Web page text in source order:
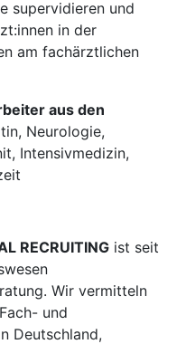
supervidieren und
in der
am fachärztlichen
aus den
Neurologie,
Intensivmedizin,
RECRUITING ist seit
Wir vermitteln
und
Deutschland,